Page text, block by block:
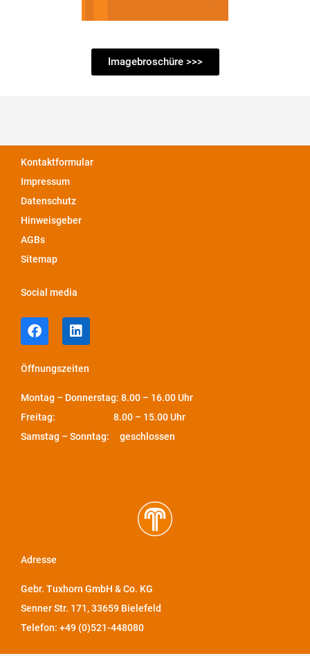
Imagebroschüre >>>
Kontaktformular
Impressum
Datenschutz
Hinweisgeber
AGBs
Sitemap
Social media
Öffnungszeiten
Montag – Donnerstag: 8.00 – 16.00 Uhr
Freitag: 8.00 – 15.00 Uhr
Samstag – Sonntag: geschlossen
Adresse
Gebr. Tuxhorn GmbH & Co. KG
Senner Str. 171, 33659 Bielefeld
Telefon: +49 (0)521-448080